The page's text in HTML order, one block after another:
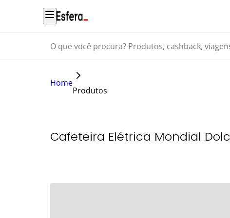
O que você procura? Produtos, cashback, viagens...
Home
Produtos
Cafeteira Elétrica Mondial